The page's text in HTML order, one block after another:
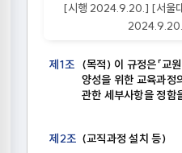
[시행 2024.9.20.] [서울
제1조 (목적) 이 규정은「교
양성을 위한 교육과정
관한 세부사항을 정함
제2조 (교직과정 설치 등)